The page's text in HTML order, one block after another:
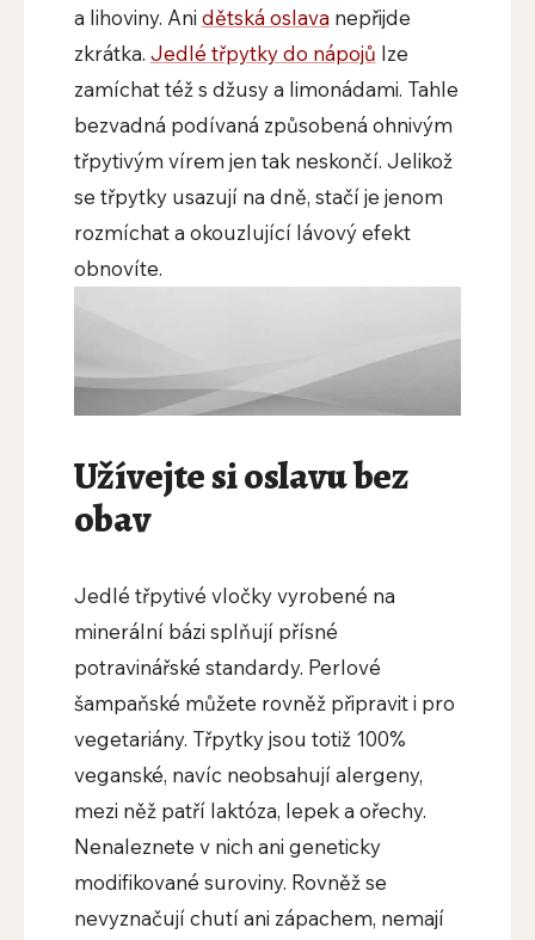
a lihoviny. Ani dětská oslava nepřijde
zkrátka. Jedlé třpytky do nápojů lze
zamíchat též s džusy a limonádami. Tahle
bezvadná podívaná způsobená ohnivým
třpytivým vírem jen tak neskončí. Jelikož
se třpytky usazují na dně, stačí je jenom
rozmíchat a okouzlující lávový efekt
obnovíte.
Užívejte si oslavu bez
obav
Jedlé třpytivé vločky vyrobené na
minerální bázi splňují přísné
potravinářské standardy. Perlové
šampaňské můžete rovněž připravit i pro
vegetariány. Třpytky jsou totiž 100%
veganské, navíc neobsahují alergeny,
mezi něž patří laktóza, lepek a ořechy.
Nenaleznete v nich ani geneticky
modifikované suroviny. Rovněž se
nevyznačují chutí ani zápachem, nemají